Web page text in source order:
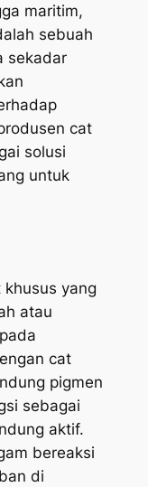
maritim,
sebuah
sekadar
cat
solusi
untuk
yang
atau
cat
pigmen
sebagai
aktif.
bereaksi
di